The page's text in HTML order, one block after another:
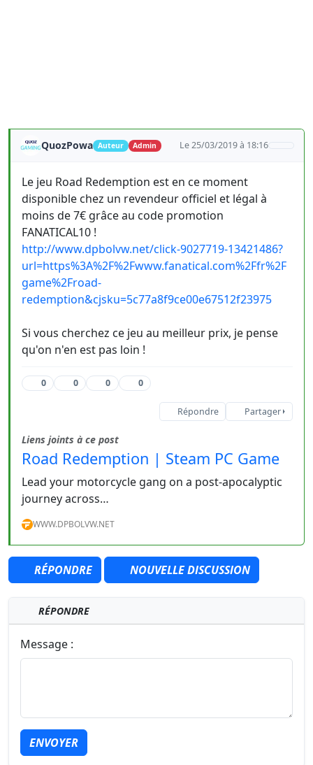
QuozPowa Auteur Admin Le 25/03/2019 à 18:16
Le jeu Road Redemption est en ce moment
disponible chez un revendeur officiel et légal à
moins de 7€ grâce au code promotion
FANATICAL10 !
http://www.dpbolvw.net/click-9027719-13421486?
url=https%3A%2F%2Fwww.fanatical.com%2Ffr%2F
game%2Froad-
redemption&cjsku=5c77a8f9ce00e67512f23975
Si vous cherchez ce jeu au meilleur prix, je pense
qu'on n'en est pas loin !
0 0 0 0
Répondre Partager
Liens joints à ce post
Road Redemption | Steam PC Game
Lead your motorcycle gang on a post-apocalyptic
journey across…
WWW.DPBOLVW.NET
RÉPONDRE NOUVELLE DISCUSSION
RÉPONDRE
Message :
ENVOYER